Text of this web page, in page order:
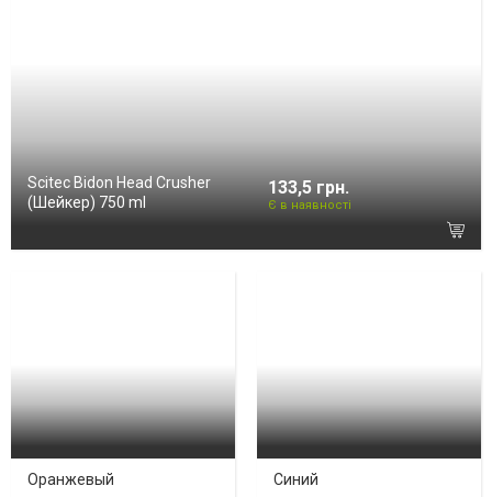
Scitec Bidon Head Crusher
(Шейкер) 750 ml
133,5 грн.
Є в наявності
Оранжевый Синий